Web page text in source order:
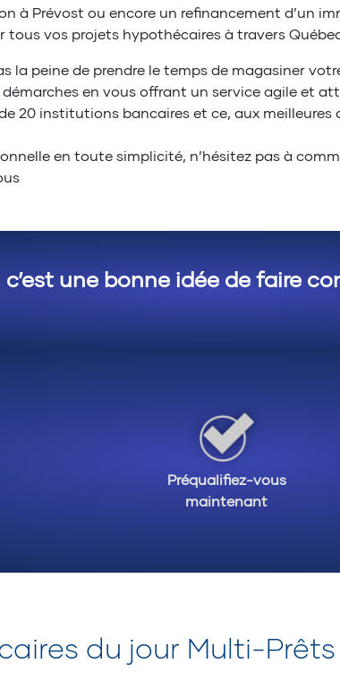
à Prévost ou encore un refinancement d’un
tous vos projets hypothécaires à travers
la peine de prendre le temps de magasiner
en vous offrant un service agile et
20 institutions bancaires et ce, aux meilleures
en toute simplicité, n’hésitez pas à
une bonne idée de faire
Préqualifiez-vous
maintenant
du jour Multi-